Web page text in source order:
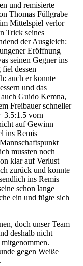
und remisierte
Thomas Füllgrabe
Mittelspiel verlor
Trick seines
der Ausgleich:
Eröffnung
seinen Gegner ins
dessen
auch er konnte
und das
Guido Kemna,
Freibauer schneller
3.5:1.5 vorn –
auf Gewinn –
ins Remis
mussten noch
klar auf Verlust
zurück und konnte
ins Remis
schon lange
ein und fügte sich
doch unser Team
deshalb nicht
gegen Weiße